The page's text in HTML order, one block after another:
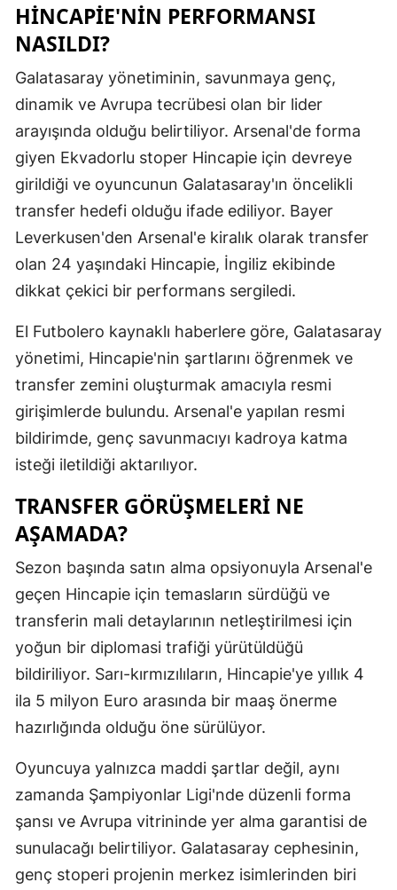
İstanbul
İzmir
Kars
Kayseri
Kırklareli
Kocaeli
Konya
Kütahya
Mardin
Muğla
Muş
Nevşehir
Niğde
Rize
Sakarya
Samsun
HINCAPIE'NIN PERFORMANSI
NASILDI?
Galatasaray yönetiminin, savunmaya genç,
dinamik ve Avrupa tecrübesi olan bir lider
arayışında olduğu belirtiliyor. Arsenal'de forma
giyen Ekvadorlu stoper Hincapie için devreye
girildiği ve oyuncunun Galatasaray'ın öncelikli
transfer hedefi olduğu ifade ediliyor. Bayer
Leverkusen'den Arsenal'e kiralık olarak transfer
olan 24 yaşındaki Hincapie, İngiliz ekibinde
dikkat çekici bir performans sergiledi.
El Futbolero kaynaklı haberlere göre, Galatasaray
yönetimi, Hincapie'nin şartlarını öğrenmek ve
transfer zemini oluşturmak amacıyla resmi
girişimlerde bulundu. Arsenal'e yapılan resmi
bildirimde, genç savunmacıyı kadroya katma
isteği iletildiği aktarılıyor.
TRANSFER GÖRÜŞMELERI NE
AŞAMADA?
Sezon başında satın alma opsiyonuyla Arsenal'e
geçen Hincapie için temasların sürdüğü ve
transferin mali detaylarının netleştirilmesi için
yoğun bir diplomasi trafiği yürütüldüğü
bildiriliyor. Sarı-kırmızılıların, Hincapie'ye yıllık 4
ila 5 milyon Euro arasında bir maaş önerme
hazırlığında olduğu öne sürülüyor.
Oyuncuya yalnızca maddi şartlar değil, aynı
zamanda Şampiyonlar Ligi'nde düzenli forma
şansı ve Avrupa vitrininde yer alma garantisi de
sunulacağı belirtiliyor. Galatasaray cephesinin,
genç stoperi projenin merkez isimlerinden biri